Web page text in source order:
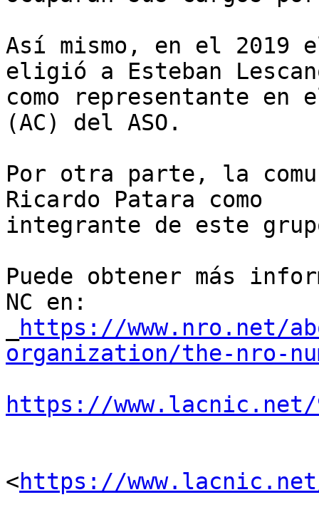
Así mismo, en el 2019
eligió a Esteban
como representante en
(AC) del ASO.
Por otra parte, la
Ricardo Patara como
integrante de este
Puede obtener más
NC en:
https://www.nro.net/
organization/the-nro-
https://
<https://